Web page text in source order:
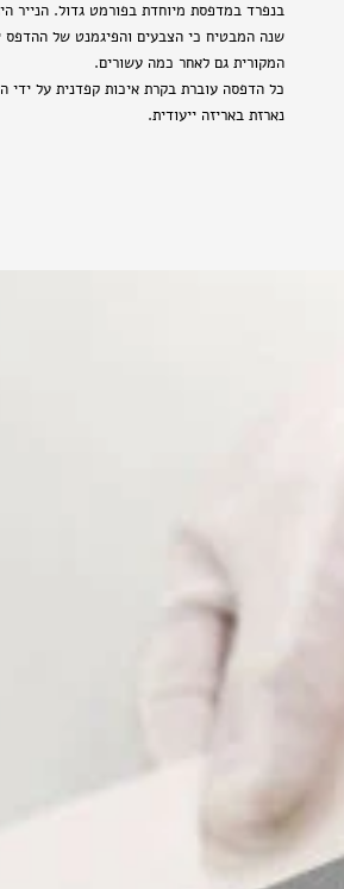
שנה המבטיח כי הצבעים והפיגמנט של ההדפס
המקורית גם לאחר כמה עשורים.
כל הדפסה עוברת בקרת איכות קפדנית על ידי
נארזת באריזה ייעודית.